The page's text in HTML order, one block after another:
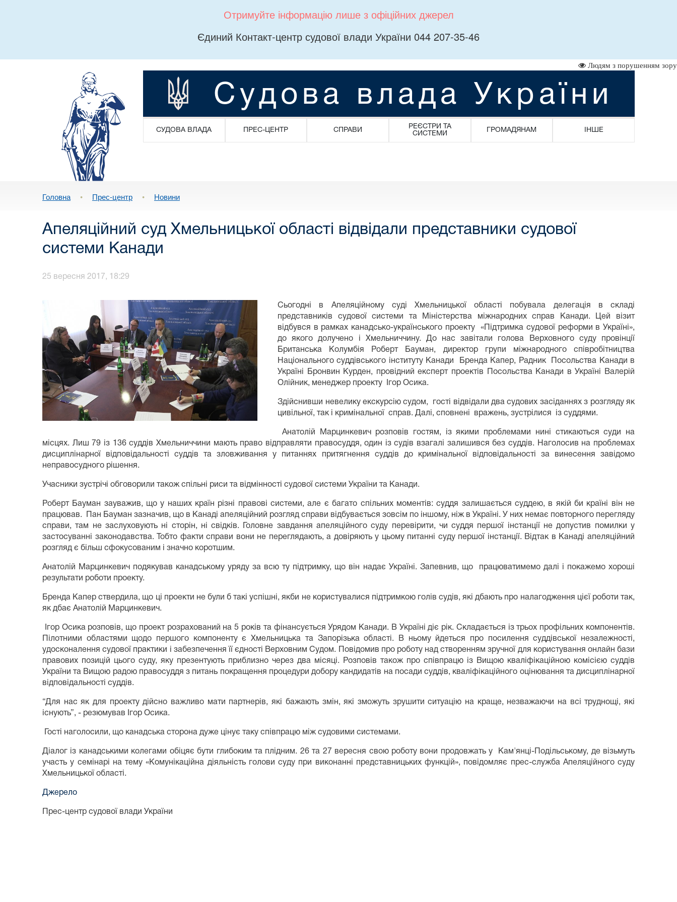
Отримуйте інформацію лише з офіційних джерел
Єдиний Контакт-центр судової влади України 044 207-35-46
Людям з порушенням зору
Судова влада України
СУДОВА ВЛАДА ПРЕС-ЦЕНТР СПРАВИ
РЕЄСТРИ ТА
СИСТЕМИ
ГРОМАДЯНАМ ІНШЕ
Головна • Прес-центр • Новини
Апеляційний суд Хмельницької області відвідали представники судової
системи Канади
25 вересня 2017, 18:29
Сьогодні в Апеляційному суді Хмельницької області побувала делегація в складі
представників судової системи та Міністерства міжнародних справ Канади. Цей візит
відбувся в рамках канадсько-українського проекту «Підтримка судової реформи в Україні»,
до якого долучено і Хмельниччину. До нас завітали голова Верховного суду провінції
Британська Колумбія Роберт Бауман, директор групи міжнародного співробітництва
Національного суддівського інституту Канади Бренда Капер, Радник Посольства Канади в
Україні Бронвин Курден, провідний експерт проектів Посольства Канади в Україні Валерій
Олійник, менеджер проекту Ігор Осика.
Здійснивши невелику екскурсію судом, гості відвідали два судових засіданнях з розгляду як
цивільної, так і кримінальної справ. Далі, сповнені вражень, зустрілися із суддями.
Анатолій Марцинкевич розповів гостям, із якими проблемами нині стикаються суди на
місцях. Лиш 79 із 136 суддів Хмельниччини мають право відправляти правосуддя, один із судів взагалі залишився без суддів. Наголосив на проблемах
дисциплінарної відповідальності суддів та зловживання у питаннях притягнення суддів до кримінальної відповідальності за винесення завідомо
неправосудного рішення.
Учасники зустрічі обговорили також спільні риси та відмінності судової системи України та Канади.
Роберт Бауман зауважив, що у наших країн різні правові системи, але є багато спільних моментів: суддя залишається суддею, в якій би країні він не
працював. Пан Бауман зазначив, що в Канаді апеляційний розгляд справи відбувається зовсім по іншому, ніж в Україні. У них немає повторного перегляду
справи, там не заслуховують ні сторін, ні свідків. Головне завдання апеляційного суду перевірити, чи суддя першої інстанції не допустив помилки у
застосуванні законодавства. Тобто факти справи вони не переглядають, а довіряють у цьому питанні суду першої інстанції. Відтак в Канаді апеляційний
розгляд є більш сфокусованим і значно коротшим.
Анатолій Марцинкевич подякував канадському уряду за всю ту підтримку, що він надає Україні. Запевнив, що працюватимемо далі і покажемо хороші
результати роботи проекту.
Бренда Капер ствердила, що ці проекти не були б такі успішні, якби не користувалися підтримкою голів судів, які дбають про налагодження цієї роботи так,
як дбає Анатолій Марцинкевич.
Ігор Осика розповів, що проект розрахований на 5 років та фінансується Урядом Канади. В Україні діє рік. Складається із трьох профільних компонентів.
Пілотними областями щодо першого компоненту є Хмельницька та Запорізька області. В ньому йдеться про посилення суддівської незалежності,
удосконалення судової практики і забезпечення її єдності Верховним Судом. Повідомив про роботу над створенням зручної для користування онлайн бази
правових позицій цього суду, яку презентують приблизно через два місяці. Розповів також про співпрацю із Вищою кваліфікаційною комісією суддів
України та Вищою радою правосуддя з питань покращення процедури добору кандидатів на посади суддів, кваліфікаційного оцінювання та дисциплінарної
відповідальності суддів.
“Для нас як для проекту дійсно важливо мати партнерів, які бажають змін, які зможуть зрушити ситуацію на краще, незважаючи на всі труднощі, які
існують”, - резюмував Ігор Осика.
Гості наголосили, що канадська сторона дуже цінує таку співпрацю між судовими системами.
Діалог із канадськими колегами обіцяє бути глибоким та плідним. 26 та 27 вересня свою роботу вони продовжать у Кам'янці-Подільському, де візьмуть
участь у семінарі на тему «Комунікаційна діяльність голови суду при виконанні представницьких функцій», повідомляє прес-служба Апеляційного суду
Хмельницької області.
Джерело
Прес-центр судової влади України